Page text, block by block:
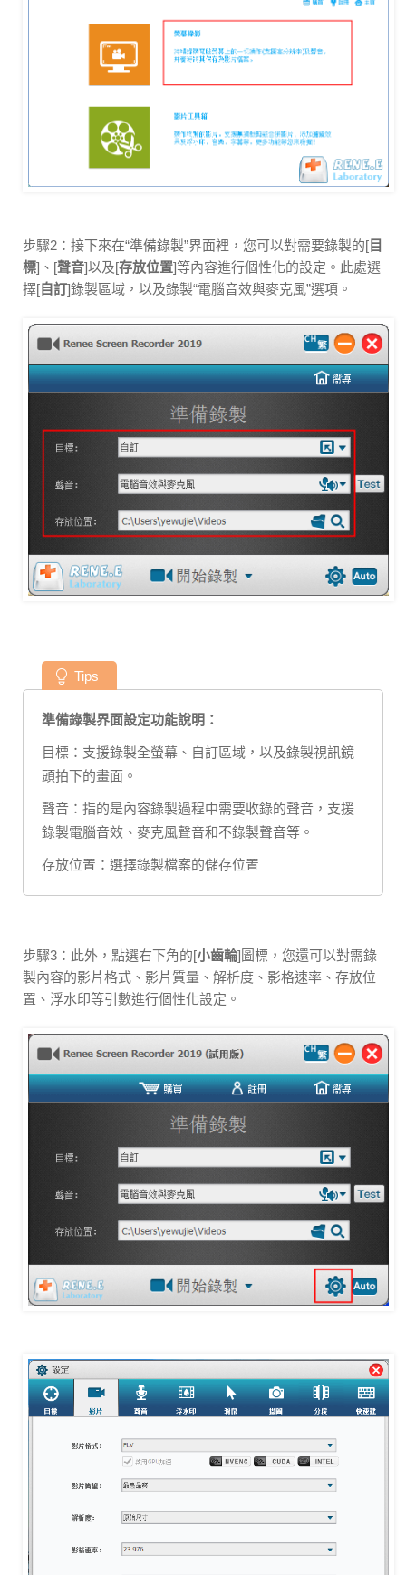
步驟2：接下來在“準備錄製”界面裡，您可以對需要錄製的[ 目
標]、[聲音]以及[存放位置]等內容進行個性化的設定。此處選
擇[自訂]錄製區域，以及錄製“電腦音效與麥克風”選項。
Tips
準備錄製界面設定功能說明：
目標：支援錄製全螢幕、自訂區域，以及錄製視訊鏡
頭拍下的畫面。
聲音：指的是內容錄製過程中需要收錄的聲音，支援
錄製電腦音效、麥克風聲音和不錄製聲音等。
存放位置：選擇錄製檔案的儲存位置
步驟3：此外，點選右下角的[小齒輪]圖標，您還可以對需錄
製內容的影片格式、影片質量、解析度、影格速率、存放位
置、浮水印等引數進行個性化設定。